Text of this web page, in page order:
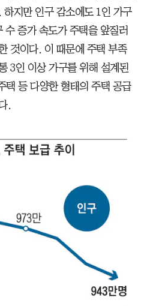
지만 인구 감소에도 1인 가구
증가 속도가 주택을 앞질러
것이다. 이 때문에 주택 부족
3인 이상 가구를 위해 설계된
택 등 다양한 형태의 주택 공급
.